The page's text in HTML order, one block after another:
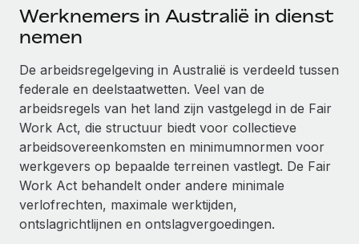
Krijg hulp van global HR- en juridische experts
Achtergrondonderzoek
Vereenvoudig het screeningsproces van
kandidaten
Compliance Watchtower
Blijf compliance-risico's voor
Een partner worden
Integraties en advies over AI-automatiseringen
CASESTUDY'S
Hoe AI-pionier Weaviate zijn team met 120%
liet groeien met Remote
Weaviate in één oogopslag Weaviate bouwt open source,
AI-first infrastructuur. De missie van het...
Newsroom
Inzichtencentrum
Support
Alle bronnen bekijken
BLOG
Global Payroll
Werknemers in Australië in dienst
nemen
De arbeidsregelgeving in Australië is verdeeld tussen
federale en deelstaatwetten. Veel van de
arbeidsregels van het land zijn vastgelegd in de Fair
Work Act, die structuur biedt voor collectieve
arbeidsovereenkomsten en minimumnormen voor
werkgevers op bepaalde terreinen vastlegt. De Fair
Work Act behandelt onder andere minimale
verlofrechten, maximale werktijden,
ontslagrichtlijnen en ontslagvergoedingen.